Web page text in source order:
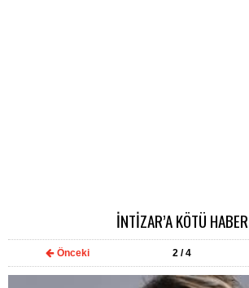
İNTİZAR’A KÖTÜ HABER
Önceki 2 / 4